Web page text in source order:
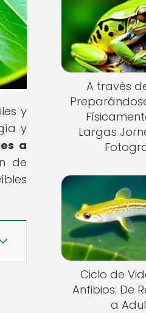
y
y
a
de
A través
Largas
Ciclo de
Anfibios: De
a